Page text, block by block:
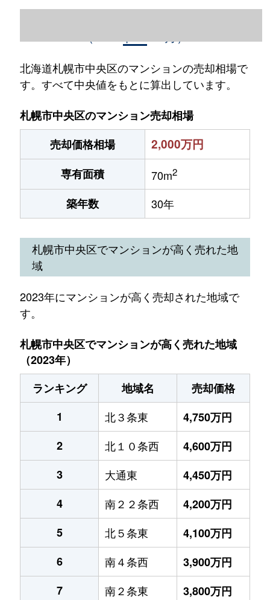
北海道札幌市中央区のマンションの売却相場で
す。すべて中央値をもとに算出しています。
札幌市中央区のマンション売却相場
売却価格相場
2,000万円
専有面積 70m2
築年数 30年
札幌市中央区でマンションが高く売れた地
域
2023年にマンションが高く売却された地域で
す。
札幌市中央区でマンションが高く売れた地域
（2023年）
ランキング
地域名
売却価格
1
北３条東
4,750万円
2
北１０条西
4,600万円
3
大通東
4,450万円
4
南２２条西
4,200万円
5
北５条東
4,100万円
6
南４条西
3,900万円
7
南２条東 3,800万円